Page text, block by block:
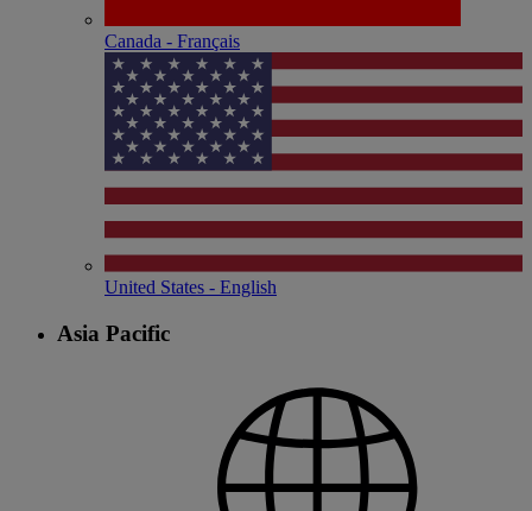
Canada - Français
United States - English
Asia Pacific